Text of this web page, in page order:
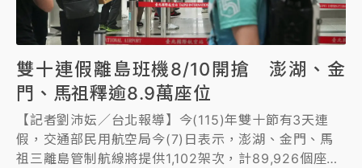
雙十連假離島班機8/10開搶 澎湖、金
門、馬祖釋逾8.9萬座位
【記者劉沛妘／台北報導】今(115)年雙十節有3天連
假，交通部民用航空局今(7)日表示，澎湖、金門、馬
祖三離島管制航線將提供1,102架次，計89,926個座位